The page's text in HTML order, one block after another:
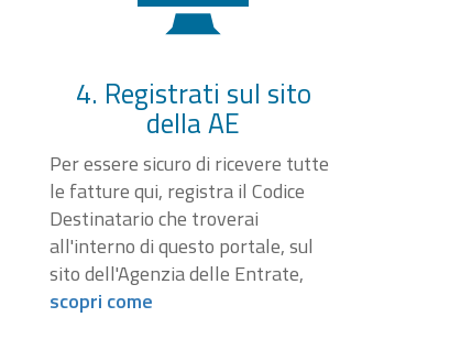
4. Registrati sul sito
della AE
Per essere sicuro di ricevere tutte
le fatture qui, registra il Codice
Destinatario che troverai
all'interno di questo portale, sul
sito dell'Agenzia delle Entrate,
scopri come